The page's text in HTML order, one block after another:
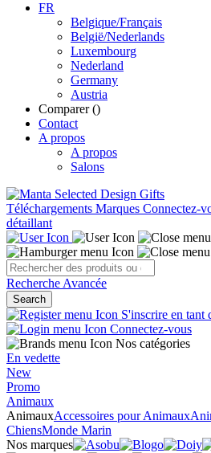
FR
Belgique/Français
België/Nederlands
Luxembourg
Nederland
Germany
Austria
Comparer ()
Contact
A propos
A propos
Salons
Téléchargements Marques Connectez-
détaillant
Recherche Avancée
Search
S'inscrire en tant
Connectez-vous
Nos catégories
En vedette
New
Promo
Animaux
AnimauxAccessoires pour Animaux
ChiensMonde Marin
Nos marques